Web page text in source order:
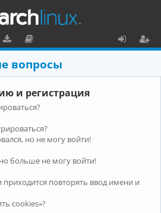
ру
зк
и
ку
м
е
н
та
ц
и
я
о
и
вопросы
и регистрация
но не могу войти!
больше не могу войти!
повторять ввод имени и
cookies»?